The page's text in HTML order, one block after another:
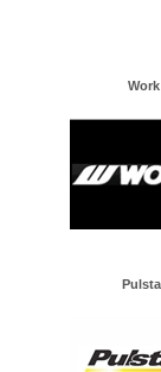
Work